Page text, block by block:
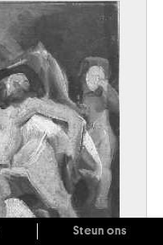
Steun ons